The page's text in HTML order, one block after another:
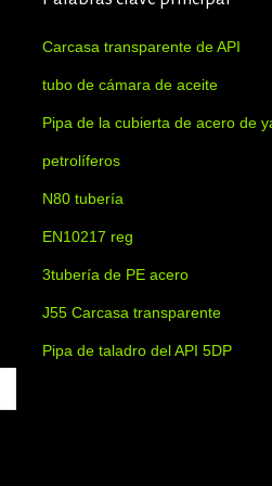
Carcasa transparente de API
tubo de cámara de aceite
Pipa de la cubierta de acero de
petrolíferos
N80 tubería
EN10217 reg
3tubería de PE acero
J55 Carcasa transparente
Pipa de taladro del API 5DP